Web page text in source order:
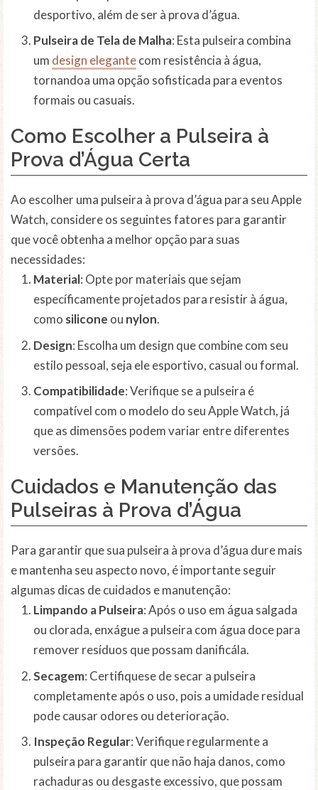
desportivo, além de ser à prova d’água.
Pulseira de Tela de Malha: Esta pulseira combina
um design elegantecom resistência à água,
tornandoa uma opção sofisticada para eventos
formais ou casuais.
Como Escolher a Pulseira à
Prova d’Água Certa
Ao escolher uma pulseira à prova d’água para seu Apple
Watch, considere os seguintes fatores para garantir
que você obtenha a melhor opção para suas
necessidades:
Material: Opte por materiais que sejam
específicamente projetados para resistir à água,
como silicone ou nylon.
Design: Escolha um design que combine com seu
estilo pessoal, seja ele esportivo, casual ou formal.
Compatibilidade: Verifique se a pulseira é
compatível com o modelo do seu Apple Watch, já
que as dimensões podem variar entre diferentes
versões.
Cuidados e Manutenção das
Pulseiras à Prova d’Água
Para garantir que sua pulseira à prova d’água dure mais
e mantenha seu aspecto novo, é importante seguir
algumas dicas de cuidados e manutenção:
Limpando a Pulseira: Após o uso em água salgada
ou clorada, enxágue a pulseira com água doce para
remover resíduos que possam danificála.
Secagem: Certifiquese de secar a pulseira
completamente após o uso, pois a umidade residual
pode causar odores ou deterioração.
Inspeção Regular: Verifique regularmente a
pulseira para garantir que não haja danos, como
rachaduras ou desgaste excessivo, que possam